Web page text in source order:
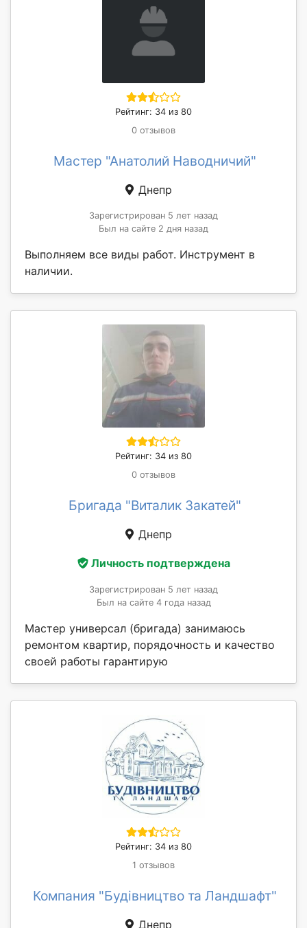
Рейтинг: 34 из 80
0 отзывов
Мастер "Анатолий Наводничий"
Днепр
Зарегистрирован 5 лет назад
Был на сайте 2 дня назад
Выполняем все виды работ. Инструмент в
наличии.
Рейтинг: 34 из 80
0 отзывов
Бригада "Виталик Закатей"
Днепр
Личность подтверждена
Зарегистрирован 5 лет назад
Был на сайте 4 года назад
Мастер универсал (бригада) занимаюсь
ремонтом квартир, порядочность и качество
своей работы гарантирую
Рейтинг: 34 из 80
1 отзывов
Компания "Будівництво та Ландшафт"
Днепр